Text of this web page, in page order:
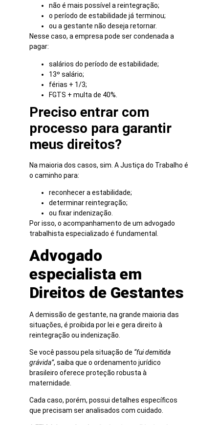
não é mais possível a reintegração;
o período de estabilidade já terminou;
ou a gestante não deseja retornar.
Nesse caso, a empresa pode ser condenada a
pagar:
salários do período de estabilidade;
13º salário;
férias + 1/3;
FGTS + multa de 40%.
Preciso entrar com
processo para garantir
meus direitos?
Na maioria dos casos, sim. A Justiça do Trabalho é
o caminho para:
reconhecer a estabilidade;
determinar reintegração;
ou fixar indenização.
Por isso, o acompanhamento de um advogado
trabalhista especializado é fundamental.
Advogado
especialista em
Direitos de Gestantes
A demissão de gestante, na grande maioria das
situações, é proibida por lei e gera direito à
reintegração ou indenização.
Se você passou pela situação de “fui demitida
grávida”, saiba que o ordenamento jurídico
brasileiro oferece proteção robusta à
maternidade.
Cada caso, porém, possui detalhes específicos
que precisam ser analisados com cuidado.